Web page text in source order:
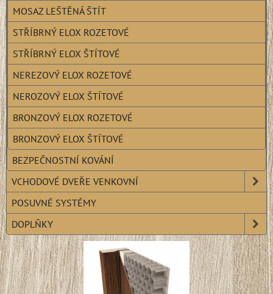
MOSAZ LEŠTĚNÁ ŠTÍT
STŘÍBRNÝ ELOX ROZETOVÉ
STŘÍBRNÝ ELOX ŠTÍTOVÉ
NEREZOVÝ ELOX ROZETOVÉ
NEROZOVÝ ELOX ŠTÍTOVÉ
BRONZOVÝ ELOX ROZETOVÉ
BRONZOVÝ ELOX ŠTÍTOVÉ
BEZPEČNOSTNÍ KOVÁNÍ
VCHODOVÉ DVEŘE VENKOVNÍ
POSUVNÉ SYSTÉMY
DOPLŇKY